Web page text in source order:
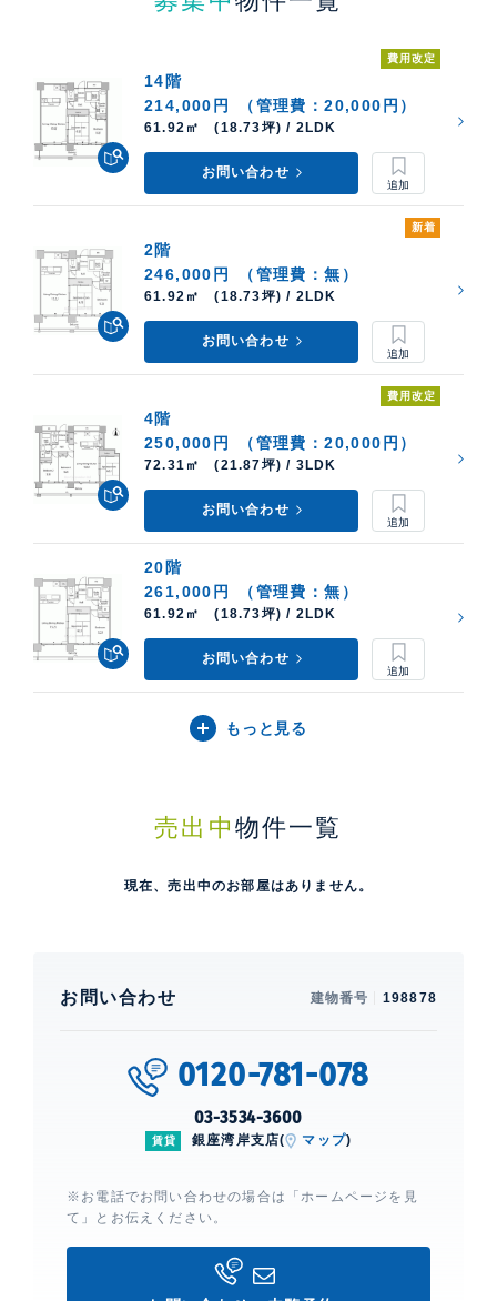
費用改定
14階
214,000円
（管理費：20,000円）
61.92㎡ (18.73坪) / 2LDK
お問い合わせ
新着
2階
246,000円
（管理費：無）
61.92㎡ (18.73坪) / 2LDK
お問い合わせ
費用改定
4階
250,000円
（管理費：20,000円）
72.31㎡ (21.87坪) / 3LDK
お問い合わせ
20階
261,000円
（管理費：無）
61.92㎡ (18.73坪) / 2LDK
お問い合わせ
もっと見る
売出中 物件一覧
現在、売出中のお部屋はありません。
お問い合わせ 建物番号 198878
0120-781-078
03-3534-3600
賃貸 銀座湾岸支店( マップ)
※お電話でお問い合わせの場合は「ホームページを見
て」とお伝えください。